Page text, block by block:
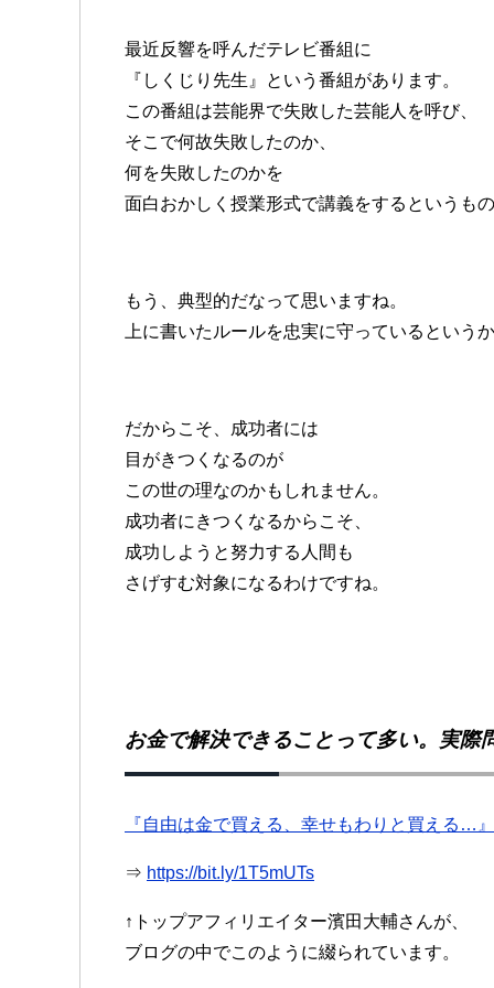
最近反響を呼んだテレビ番組に
『しくじり先生』という番組があります。
この番組は芸能界で失敗した芸能人を呼び、
そこで何故失敗したのか、
何を失敗したのかを
面白おかしく授業形式で講義をするというもの
もう、典型的だなって思いますね。
上に書いたルールを忠実に守っているというか
だからこそ、成功者には
目がきつくなるのが
この世の理なのかもしれません。
成功者にきつくなるからこそ、
成功しようと努力する人間も
さげすむ対象になるわけですね。
お金で解決できることって多い。実際
『自由は金で買える、幸せもわりと買える…』
⇒ https://bit.ly/1T5mUTs
↑トップアフィリエイター濱田大輔さんが、
ブログの中でこのように綴られています。